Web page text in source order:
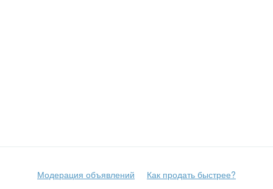
Модерация объявлений Как продать быстрее?